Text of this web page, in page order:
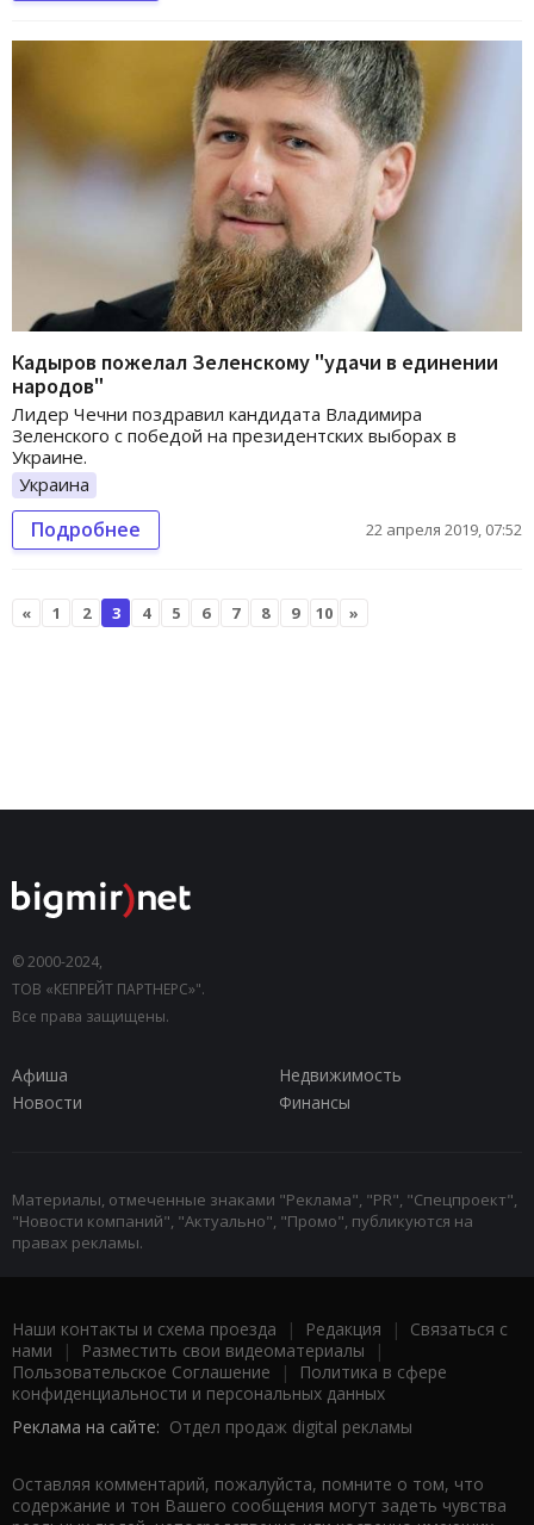
Кадыров пожелал Зеленскому "удачи в единении
народов"
Лидер Чечни поздравил кандидата Владимира
Зеленского с победой на президентских выборах в
Украине.
Украина
Подробнее 22 апреля 2019, 07:52
« 1 2 3 4 5 6 7 8 9 10 »
© 2000-2024,
ТОВ «КЕПРЕЙТ ПАРТНЕРС»".
Все права защищены.
Афиша
Недвижимость
Новости
Финансы
Материалы, отмеченные знаками "Реклама", "PR", "Спецпроект",
"Новости компаний", "Актуально", "Промо", публикуются на
правах рекламы.
Наши контакты и схема проезда | Редакция | Связаться с
нами | Разместить свои видеоматериалы |
Пользовательское Соглашение |
Политика в сфере
конфиденциальности и персональных данных
Реклама на сайте: Отдел продаж digital рекламы
Оставляя комментарий, пожалуйста, помните о том, что
содержание и тон Вашего сообщения могут задеть чувства